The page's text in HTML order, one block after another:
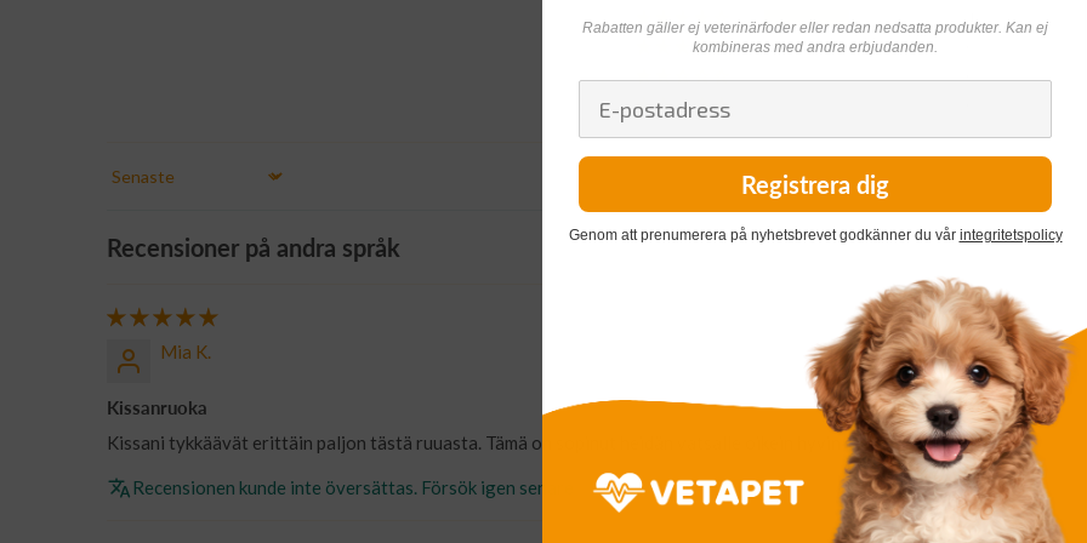
0
Sort by
Recensioner på andra språk
Mia K.
Kissanruoka
Kissani tykkäävät erittäin paljon tästä ruuasta. Tämä on sopinut heidän vatsalle oikein hyvin
Recensionen kunde inte översättas. Försök igen senare
Rabatten gäller ej veterinärfoder eller redan nedsatta produkter. Kan ej
kombineras med andra erbjudanden.
Registrera dig
Genom att prenumerera på nyhetsbrevet godkänner du vår integritetspolicy